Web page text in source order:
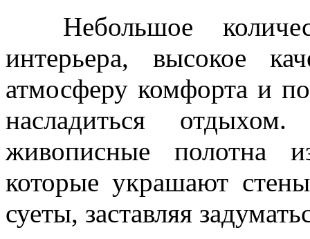
Небольшое
интерьера, высокое
атмосферу комфорта и
насладиться
живописные полотна
которые украшают
суеты, заставляя